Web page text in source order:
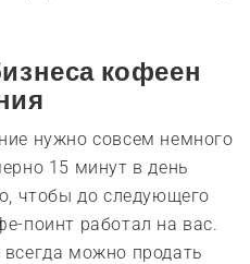
кофеен
нужно совсем немного
15 минут в день
чтобы до следующего
поинт работал на вас.
можно продать